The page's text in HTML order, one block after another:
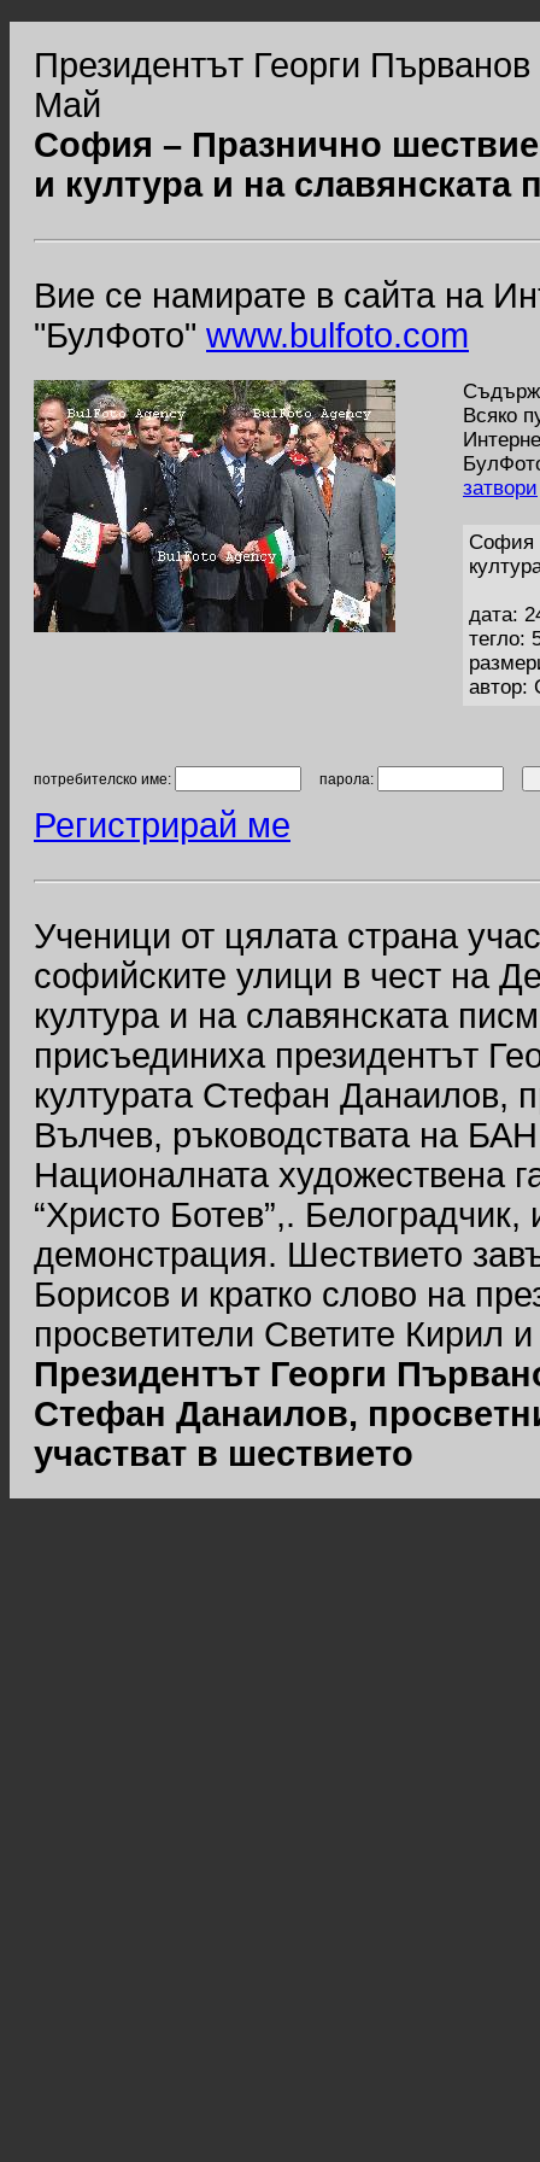
Президентът Георги
Май
София – Празнично шествие
и култура и на славянската
Вие се намирате в сайта на
"БулФото" www.bulfoto.com
Всяко
затвори
София
дата:
тегло:
автор:
потребителско име: парола:
Регистрирай ме
Ученици от цялата страна
софийските улици в чест на
култура и на славянската
присъединиха президентът
културата Стефан Данаилов,
Вълчев, ръководствата на
Националната художествена
“Христо Ботев”,.
демонстрация. Шествието
Борисов и кратко слово на
просветители Светите Кирил
Президентът Георги
Стефан Данаилов,
участват в шествието